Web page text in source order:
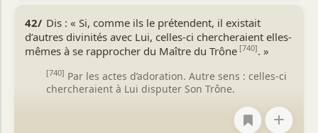
42/ Dis : « Si, comme ils le prétendent, il existait
d’autres divinités avec Lui, celles-ci chercheraient elles-
mêmes à se rapprocher du Maître du Trône [740]. »
[740] Par les actes d’adoration. Autre sens : celles-ci
chercheraient à Lui disputer Son Trône.
+